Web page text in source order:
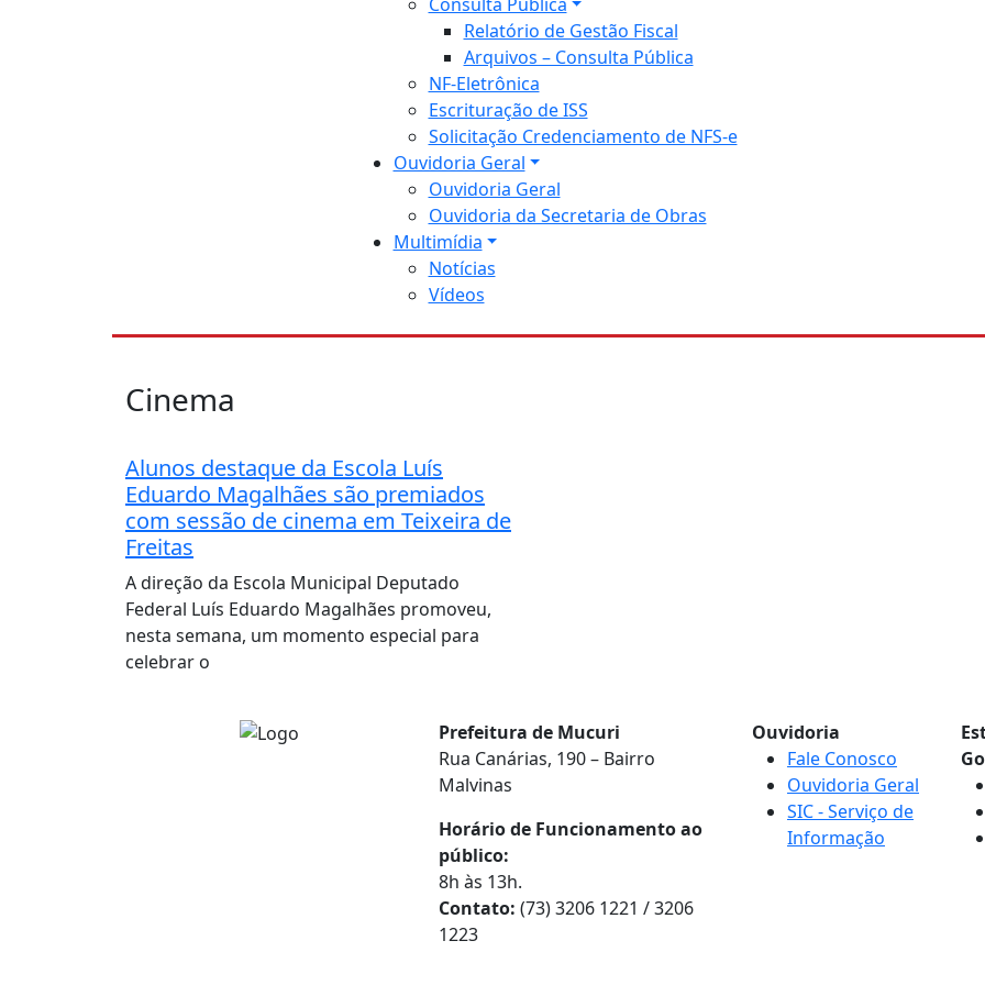
Relatório de Gestão Fiscal
Arquivos – Consulta Pública
NF-Eletrônica
Escrituração de ISS
Solicitação Credenciamento de NFS-e
Ouvidoria Geral
Ouvidoria Geral
Ouvidoria da Secretaria de Obras
Multimídia
Notícias
Vídeos
Cinema
Alunos destaque da Escola Luís
Eduardo Magalhães são premiados
com sessão de cinema em Teixeira de
Freitas
A direção da Escola Municipal Deputado
Federal Luís Eduardo Magalhães promoveu,
nesta semana, um momento especial para
celebrar o
Prefeitura de Mucuri
Rua Canárias, 190 – Bairro
Malvinas
Horário de Funcionamento ao
público:
8h às 13h.
Contato: (73) 3206 1221 / 3206
1223
Ouvidoria
Fale Conosco
Ouvidoria Geral
SIC - Serviço de
Informação